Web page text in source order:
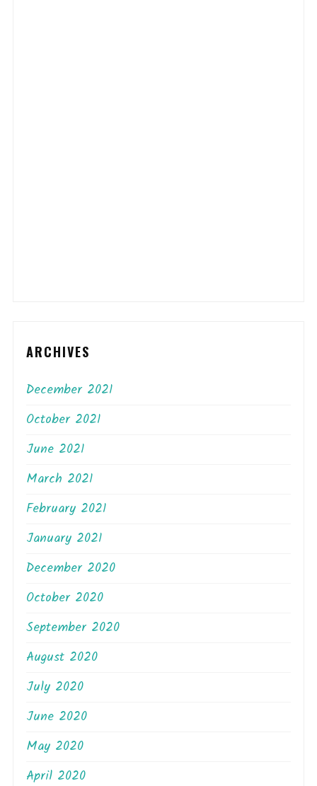
ARCHIVES
December 2021
October 2021
June 2021
March 2021
February 2021
January 2021
December 2020
October 2020
September 2020
August 2020
July 2020
June 2020
May 2020
April 2020